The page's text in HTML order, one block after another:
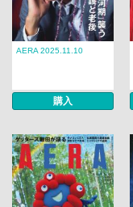
AERA 2025.11.10
購入